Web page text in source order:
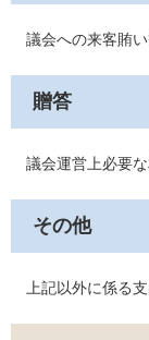
議会への来客賄い
贈答
議会運営上必要な
その他
上記以外に係る支